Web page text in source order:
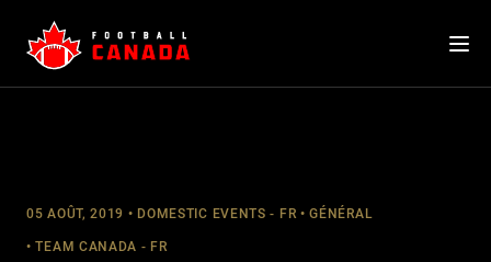
content
05 AOÛT, 2019 DOMESTIC EVENTS - FR GÉNÉRAL
TEAM CANADA - FR